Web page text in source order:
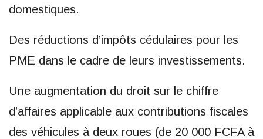
domestiques.
Des réductions d’impôts cédulaires pour les
PME dans le cadre de leurs investissements.
Une augmentation du droit sur le chiffre
d’affaires applicable aux contributions fiscales
des véhicules à deux roues (de 20 000 FCFA à